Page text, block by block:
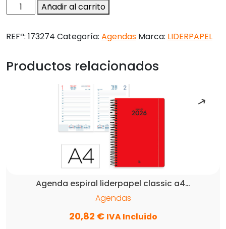
Agenda
encuadernada
lipsi
2026
Añadir al carrito
REFª: 173274 Categoría: Agendas Marca: LIDERPAPEL
Productos relacionados
Agenda espiral liderpapel classic a4…
Agendas
20,82 € IVA Incluido